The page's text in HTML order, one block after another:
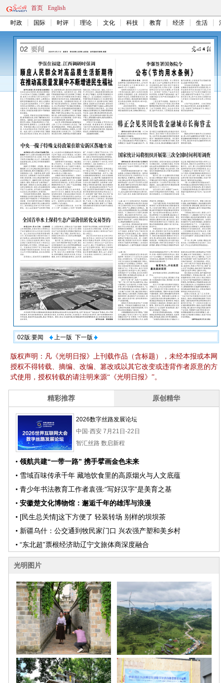
首页 English
时政 国际 时评 理论 文化 科技 教育 经济 生活
02版:要闻 上一版 下一版
版权声明：凡《光明日报》上刊载作品（含标题），未经本报或本网
授权不得转载、摘编、改编、篡改或以其它改变或违背作者原意的方
式使用，授权转载的请注明来源“《光明日报》”。